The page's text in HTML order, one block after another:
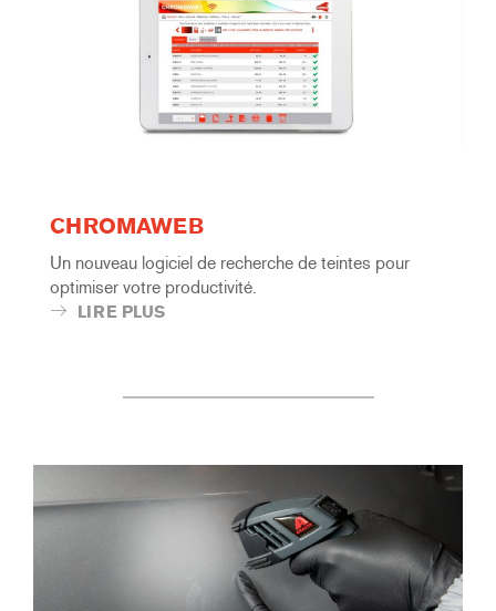
CHROMAWEB
Un nouveau logiciel de recherche de teintes pour
optimiser votre productivité.
LIRE PLUS